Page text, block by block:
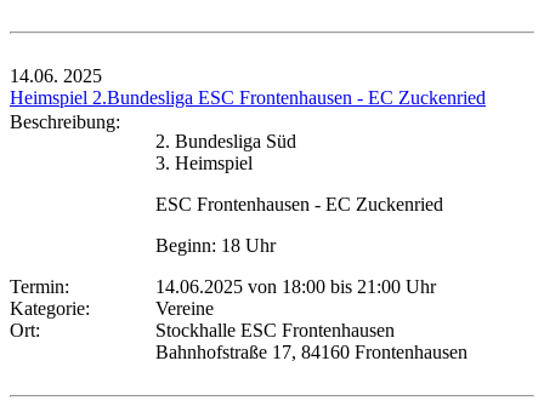
14.06. 2025
Heimspiel 2.Bundesliga ESC Frontenhausen - EC Zuckenried
Beschreibung:
2. Bundesliga Süd
3. Heimspiel
ESC Frontenhausen - EC Zuckenried
Beginn: 18 Uhr
Termin:
14.06.2025 von 18:00 bis 21:00 Uhr
Kategorie:
Vereine
Ort:
Stockhalle ESC Frontenhausen
Bahnhofstraße 17, 84160 Frontenhausen